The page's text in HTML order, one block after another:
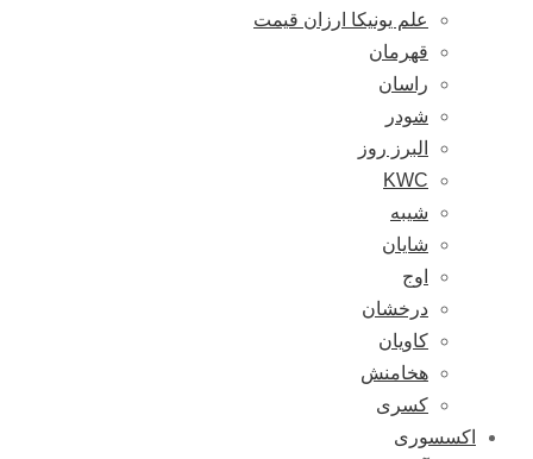
علم یونیکا ارزان قیمت
قهرمان
راسان
شودر
البرز روز
KWC
شیبه
شایان
اوج
درخشان
کاویان
هخامنش
کسری
اکسسوری